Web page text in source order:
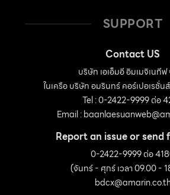
SUPPORT
Contact US
บริษัท เอเอ็มอี อิมเมจิเนทีฟ
ในเครือ บริษัท อมรินทร์ คอร์เปอเรชั่
Tel : 0-2422-9999 ต่อ
Email :
Report an issue or send
0-2422-9999 ต่อ
(จันทร์ - ศุกร์ เวลา 09.00 -